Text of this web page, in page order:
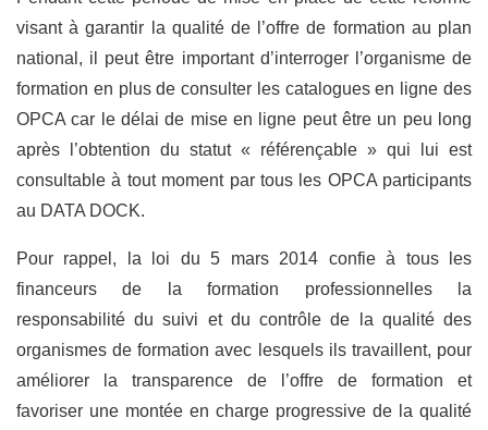
visant à garantir la qualité de l’offre de formation au plan
national, il peut être important d’interroger l’organisme de
formation en plus de consulter les catalogues en ligne des
OPCA car le délai de mise en ligne peut être un peu long
après l’obtention du statut « référençable » qui lui est
consultable à tout moment par tous les OPCA participants
au DATA DOCK.
Pour rappel, la loi du 5 mars 2014 confie à tous les
financeurs de la formation professionnelles la
responsabilité du suivi et du contrôle de la qualité des
organismes de formation avec lesquels ils travaillent, pour
améliorer la transparence de l’offre de formation et
favoriser une montée en charge progressive de la qualité